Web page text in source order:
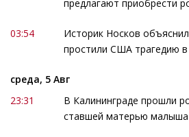
предлагают приобрести
03:54
Историк Носков
простили США трагедию
среда, 5 Авг
23:31
В Калининграде прошли
ставшей матерью